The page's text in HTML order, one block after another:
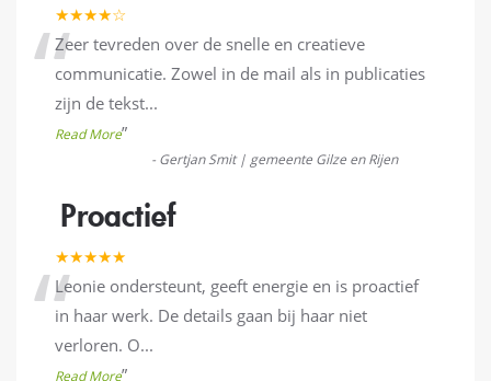
★★★★☆
“Zeer tevreden over de snelle en creatieve
communicatie. Zowel in de mail als in publicaties
zijn de tekst...
Read More”
- Gertjan Smit | gemeente Gilze en Rijen
Proactief
★★★★★
“Leonie ondersteunt, geeft energie en is proactief
in haar werk. De details gaan bij haar niet
verloren. O...
Read More”